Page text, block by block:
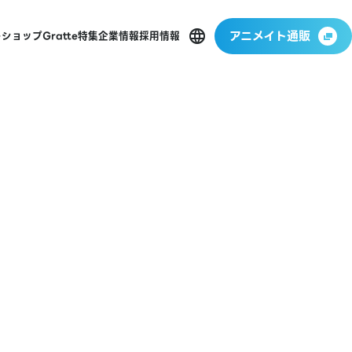
ョップGratte特集企業情報採用情報 アニメイト通販